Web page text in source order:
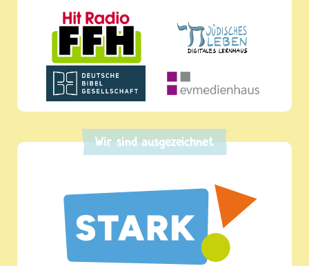
Wir sind ausgezeichnet